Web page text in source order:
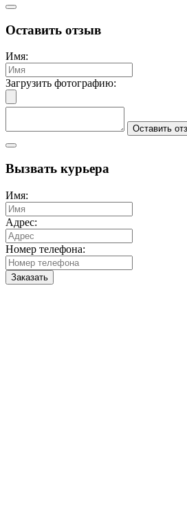
Оставить отзыв
Имя:
Загрузить фотографию:
Оставить
Вызвать курьера
Имя:
Адрес:
Номер телефона:
Заказать